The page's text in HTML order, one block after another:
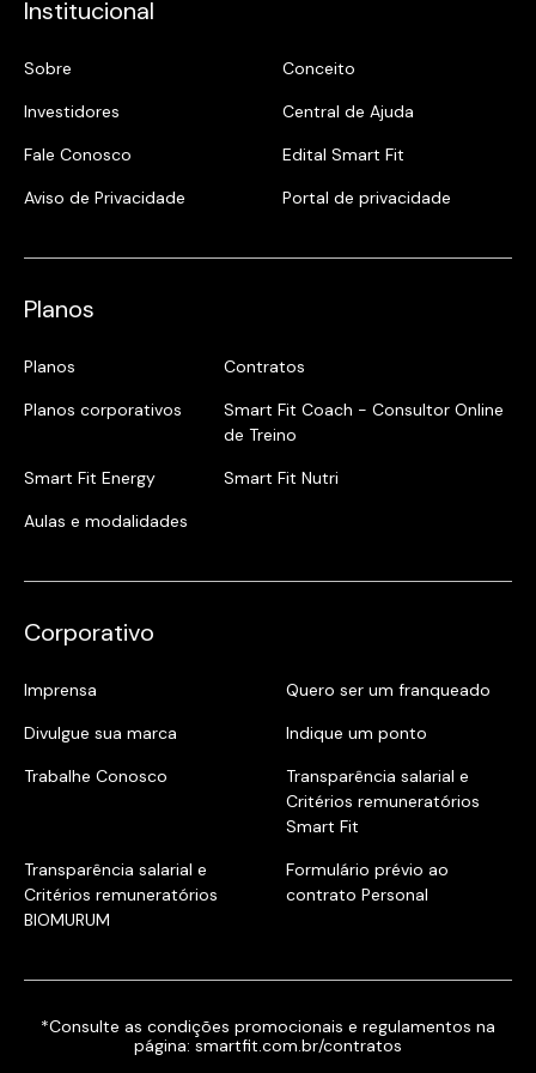
Institucional
Sobre
Conceito
Investidores
Central de Ajuda
Fale Conosco
Edital Smart Fit
Aviso de Privacidade
Portal de privacidade
Planos
Planos
Contratos
Planos corporativos
Smart Fit Coach - Consultor Online
de Treino
Smart Fit Energy
Smart Fit Nutri
Aulas e modalidades
Corporativo
Imprensa
Quero ser um franqueado
Divulgue sua marca
Indique um ponto
Trabalhe Conosco
Transparência salarial e
Critérios remuneratórios
Smart Fit
Transparência salarial e
Critérios remuneratórios
BIOMURUM
Formulário prévio ao
contrato Personal
*Consulte as condições promocionais e regulamentos na
página: smartfit.com.br/contratos